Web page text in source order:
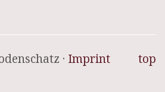
top
· Imprint